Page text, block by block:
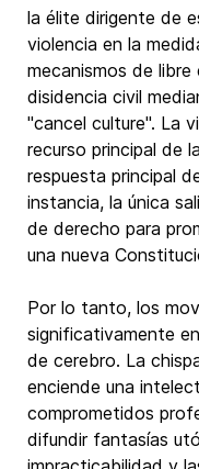
la élite dirigente de
violencia en la
mecanismos de
disidencia civil
"cancel culture". La
recurso principal de
respuesta principal
instancia, la única
de derecho para
una nueva
Por lo tanto, los
significativamente
de cerebro. La
enciende una
comprometidos
difundir fantasías